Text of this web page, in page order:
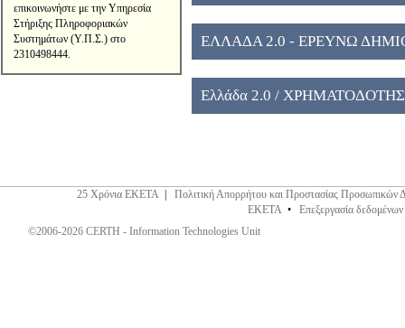
επικοινωνήστε με την Υπηρεσία
Στήριξης Πληροφοριακών
Συστημάτων (Υ.Π.Σ.) στο
2310498444.
Κέντρων εποπτείας ΓΓΕΚ, ID
ΕΛΛΑΔΑ 2.0 - ΕΡΕΥΝΩ
Ελλάδα 2.0 /
25 Χρόνια ΕΚΕΤΑ
Πολιτική Απορρήτου και Προστασίας Προσωπικών
ΕΚΕΤΑ • Επεξεργασία
©2006-2026 CERTH - Information Technologies Unit